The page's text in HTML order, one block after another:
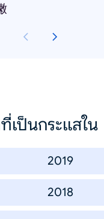
เป็นกระแสใน
2019
2018